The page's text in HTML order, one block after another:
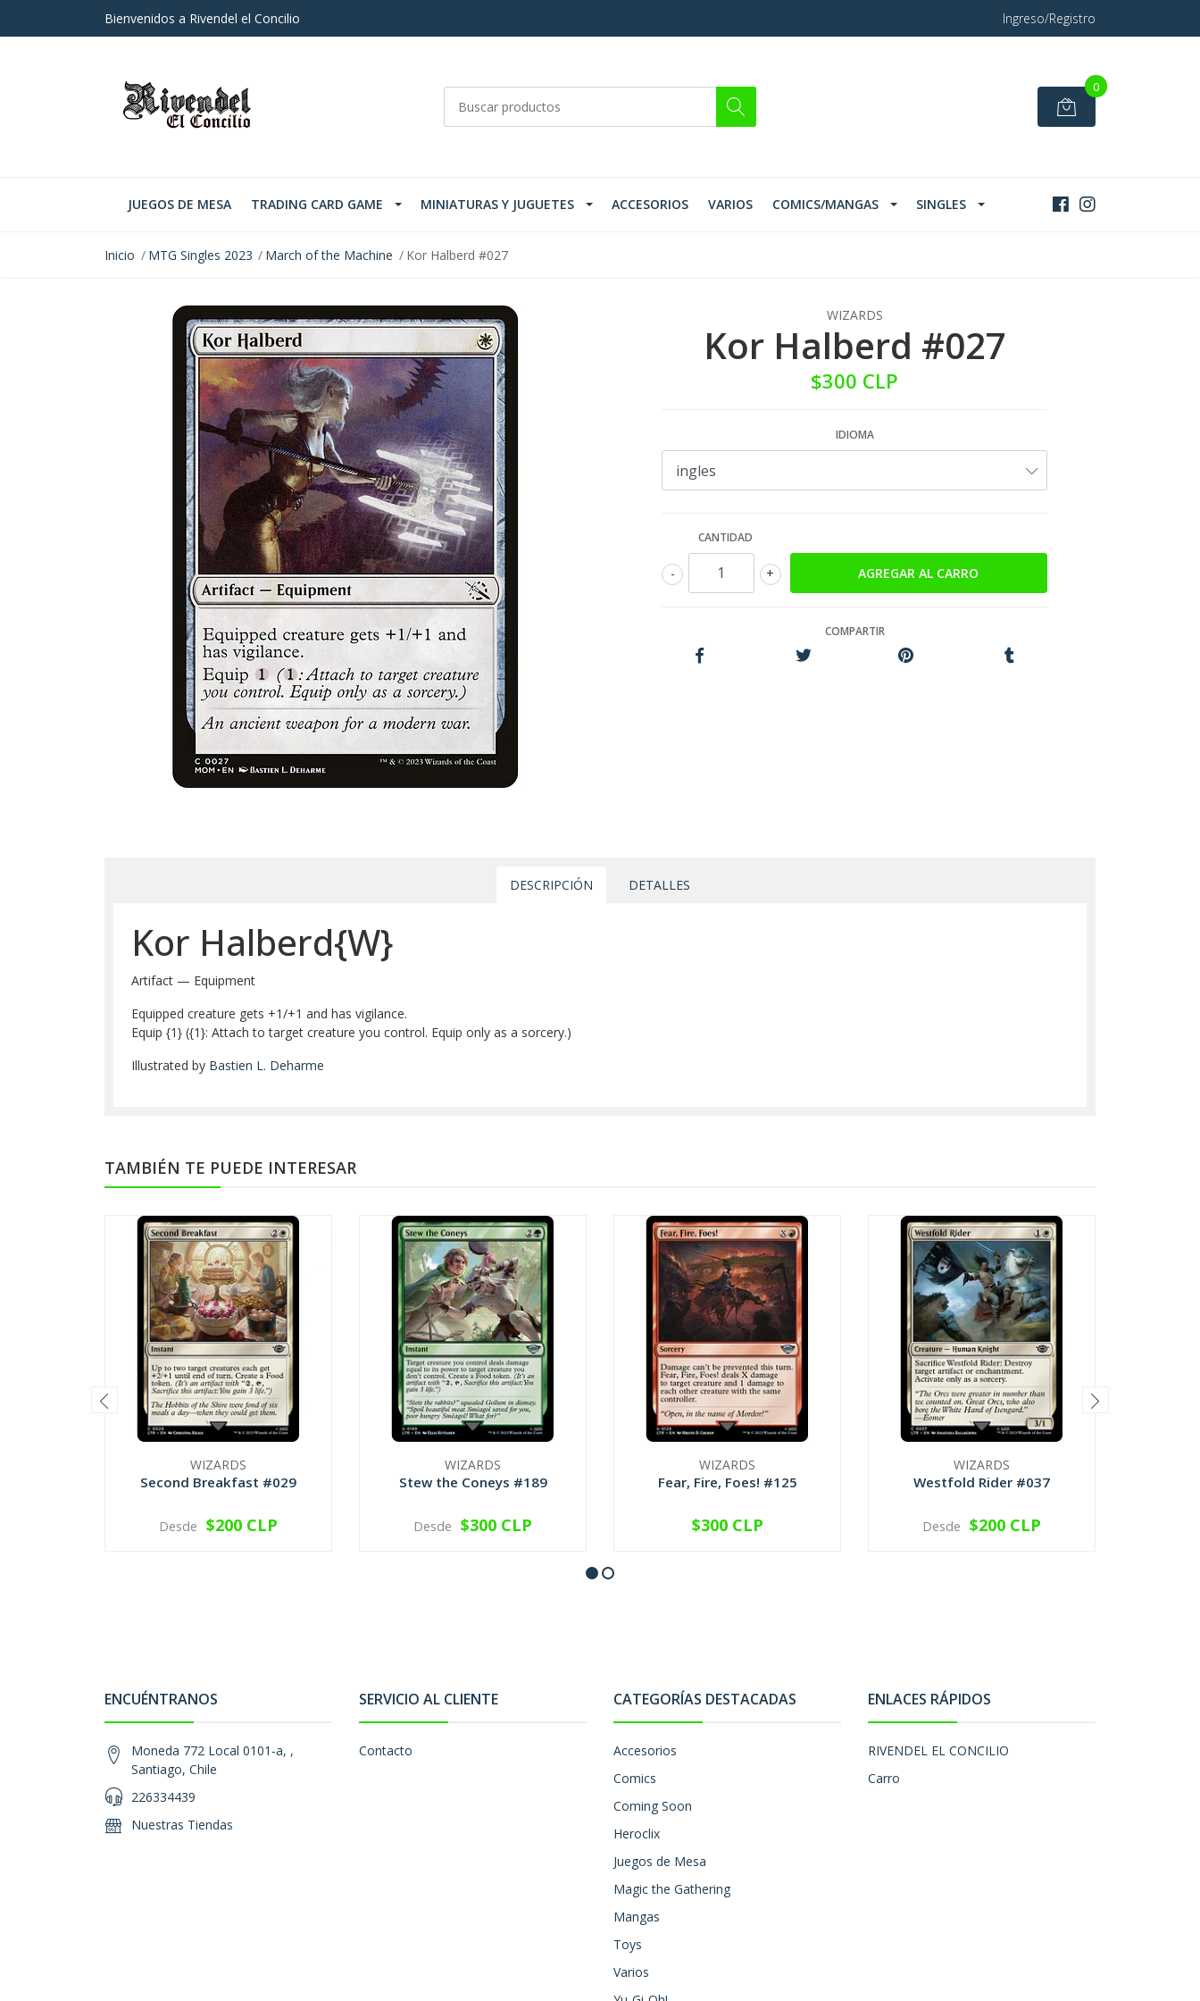
Bienvenidos a Rivendel el Concilio Ingreso/Registro
0
JUEGOS DE MESA TRADING CARD GAME MINIATURAS Y JUGUETES ACCESORIOS VARIOS COMICS/MANGAS SINGLES
Inicio MTG Singles 2023 March of the Machine Kor Halberd #027
WIZARDS
Kor Halberd #027
$300 CLP
IDIOMA
CANTIDAD
+
-
COMPARTIR
DESCRIPCIÓN DETALLES
Kor Halberd{W}
Artifact — Equipment
Equipped creature gets +1/+1 and has vigilance.
Equip {1} ({1}: Attach to target creature you control. Equip only as a sorcery.)
Illustrated by Bastien L. Deharme
TAMBIÉN TE PUEDE INTERESAR
WIZARDS
Second Breakfast #029
VER OPCIONES
Desde $200 CLP
WIZARDS
Stew the Coneys #189
VER OPCIONES
Desde $300 CLP
WIZARDS
Fear, Fire, Foes! #125
VER OPCIONES
$300 CLP
WIZARDS
Westfold Rider #037
VER OPCIONES
Desde $200 CLP
ENCUÉNTRANOS
Moneda 772 Local 0101-a, ,
Santiago, Chile
226334439
Nuestras Tiendas
SERVICIO AL CLIENTE
Contacto
CATEGORÍAS DESTACADAS
Accesorios
Comics
Coming Soon
Heroclix
Juegos de Mesa
Magic the Gathering
Mangas
Toys
Varios
ENLACES RÁPIDOS
RIVENDEL EL CONCILIO
Carro